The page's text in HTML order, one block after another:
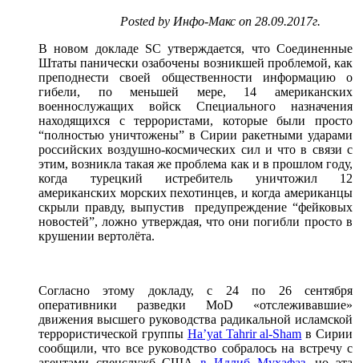
Posted by Инфо-Макс on 28.09.2017г.
В новом докладе SC утверждается, что Соединенные
Штаты панически озабочены возникшей проблемой, как
преподнести своей общественности информацию о
гибели, по меньшей мере, 14 американских
военнослужащих войск Специального назначения
находящихся с террористами, которые были просто
“полностью уничтожены” в Сирии ракетными ударами
российских воздушно-космических сил и что в связи с
этим, возникла такая же проблема как и в прошлом году,
когда турецкий истребитель уничтожил 12
американских морских пехотинцев, и когда американцы
скрыли правду, выпустив предупреждение “фейковых
новостей”, ложно утверждая, что они погибли просто в
крушении вертолёта.
Согласно этому докладу, с 24 по 26 сентября
оперативники разведки MoD «отслеживавшие»
движения высшего руководства радикальной исламской
террористической группы Ha’yat Tahrir al-Sham в Сирии
сообщили, что все руководство собралось на встречу с